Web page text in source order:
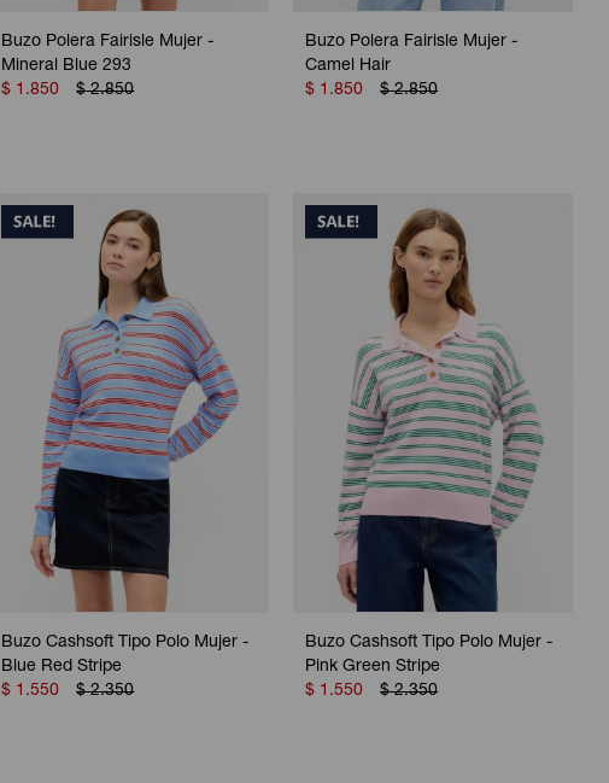
Buzo Polera Fairisle Mujer -
Mineral Blue 293
$ 1.850 $ 2.850
Buzo Polera Fairisle Mujer -
Camel Hair
$ 1.850 $ 2.850
Buzo Cashsoft Tipo Polo Mujer -
Blue Red Stripe
$ 1.550 $ 2.350
Buzo Cashsoft Tipo Polo Mujer -
Pink Green Stripe
$ 1.550 $ 2.350